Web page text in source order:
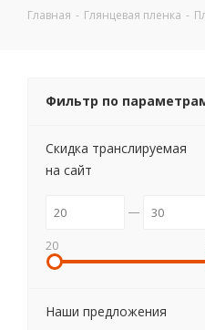
Главная - Глянцевая пленка -
Фильтр по
Скидка транслируемая
на сайт
20
Наши предложения